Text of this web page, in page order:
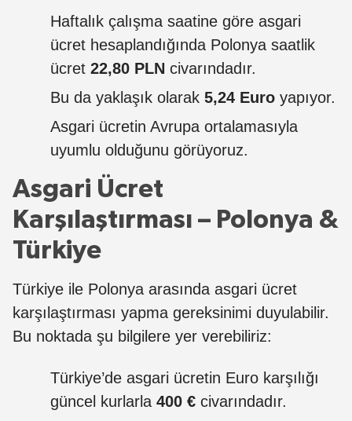
Haftalık çalışma saatine göre asgari
ücret hesaplandığında Polonya saatlik
ücret 22,80 PLN civarındadır.
Bu da yaklaşık olarak 5,24 Euro yapıyor.
Asgari ücretin Avrupa ortalamasıyla
uyumlu olduğunu görüyoruz.
Asgari Ücret
Karşılaştırması – Polonya &
Türkiye
Türkiye ile Polonya arasında asgari ücret
karşılaştırması yapma gereksinimi duyulabilir.
Bu noktada şu bilgilere yer verebiliriz:
Türkiye’de asgari ücretin Euro karşılığı
güncel kurlarla 400 € civarındadır.